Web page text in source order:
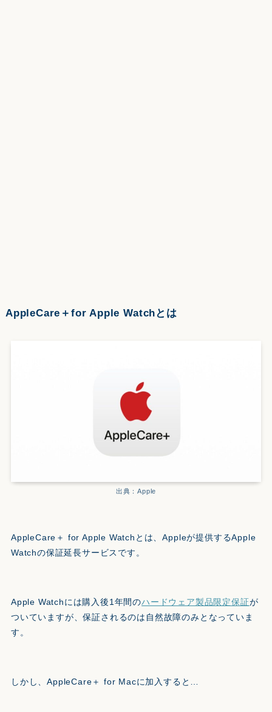
AppleCare＋for Apple Watchとは
出典：Apple
AppleCare＋ for Apple Watchとは、Appleが提供するApple
Watchの保証延長サービスです。
Apple Watchには購入後1年間のハードウェア製品限定保証が
ついていますが、保証されるのは自然故障のみとなっていま
す。
しかし、AppleCare＋ for Macに加入すると…